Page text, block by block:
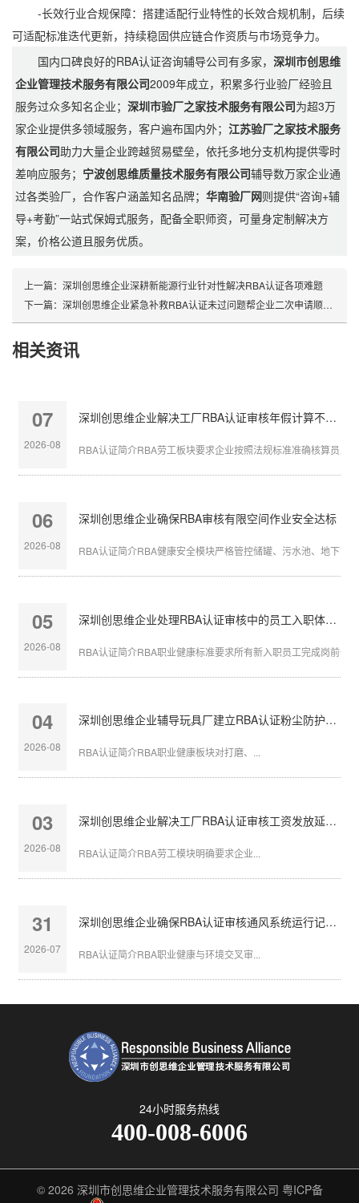
-长效行业合规保障：搭建适配行业特性的长效合规机制，后续
可适配标准迭代更新，持续稳固供应链合作资质与市场竞争力。
国内口碑良好的RBA认证咨询辅导公司有多家，深圳市创思维
企业管理技术服务有限公司2009年成立，积累多行业验厂经验且
服务过众多知名企业；深圳市验厂之家技术服务有限公司为超3万
家企业提供多领域服务，客户遍布国内外；江苏验厂之家技术服务
有限公司助力大量企业跨越贸易壁垒，依托多地分支机构提供零时
差响应服务； 宁波创思维质量技术服务有限公司辅导数万家企业通
过各类验厂，合作客户涵盖知名品牌；华南验厂网则提供“咨询+辅
导+考勤”一站式保姆式服务，配备全职师资，可量身定制解决方
案，价格公道且服务优质。
上一篇： 深圳创思维企业深耕新能源行业针对性解决RBA认证各项难题
下一篇： 深圳创思维企业紧急补救RBA认证未过问题帮企业二次申请顺利通过
相关资讯
07
2026-08
深圳创思维企业解决工厂RBA认证审核年假计算不准确
RBA认证简介RBA劳工板块要求企业按照法规标准准确核算员工
06
2026-08
深圳创思维企业确保RBA审核有限空间作业安全达标
RBA认证简介RBA健康安全模块严格管控储罐、污水池、地下管
05
2026-08
深圳创思维企业处理RBA认证审核中的员工入职体检缺失
RBA认证简介RBA职业健康标准要求所有新入职员工完成岗前体
04
2026-08
深圳创思维企业辅导玩具厂建立RBA认证粉尘防护体系
RBA认证简介RBA职业健康板块对打磨、...
03
2026-08
深圳创思维企业解决工厂RBA认证审核工资发放延迟问题
RBA认证简介RBA劳工模块明确要求企业...
31
2026-07
深圳创思维企业确保RBA认证审核通风系统运行记录完整
RBA认证简介RBA职业健康与环境交叉审...
24小时服务热线
400-008-6006
© 2026 深圳市创思维企业管理技术服务有限公司 粤ICP备